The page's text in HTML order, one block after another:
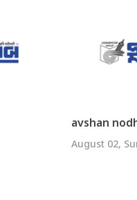
avshan
August 02,